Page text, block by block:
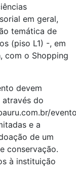
em geral,
temática de
(piso L1) -, em
com o Shopping
devem
através do
e a
de um
conservação.
à instituição